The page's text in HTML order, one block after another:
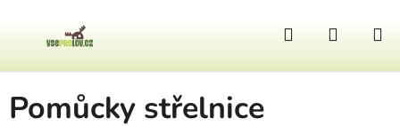
Hledat
Domů
Pomůcky střelnice